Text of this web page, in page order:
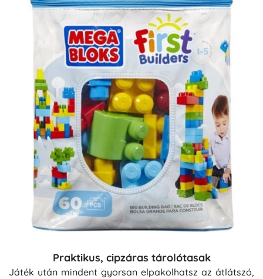
Praktikus, cipzáras tárolótasak
Játék után mindent gyorsan elpakolhatsz az átlátszó,